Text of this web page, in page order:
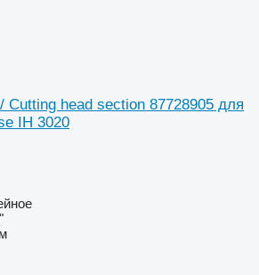
Cutting head section 87728905 для
IH 3020